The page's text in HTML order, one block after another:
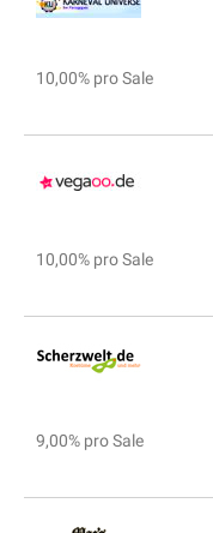
10,00% pro Sale
10,00% pro Sale
9,00% pro Sale